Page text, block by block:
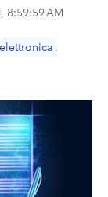
8:59:59 AM
,